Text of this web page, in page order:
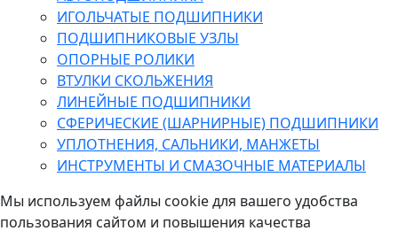
ИГОЛЬЧАТЫЕ ПОДШИПНИКИ
ПОДШИПНИКОВЫЕ УЗЛЫ
ОПОРНЫЕ РОЛИКИ
ВТУЛКИ СКОЛЬЖЕНИЯ
ЛИНЕЙНЫЕ ПОДШИПНИКИ
СФЕРИЧЕСКИЕ (ШАРНИРНЫЕ) ПОДШИПНИКИ
УПЛОТНЕНИЯ, САЛЬНИКИ, МАНЖЕТЫ
ИНСТРУМЕНТЫ И СМАЗОЧНЫЕ МАТЕРИАЛЫ
Мы используем файлы cookie для вашего удобства
пользования сайтом и повышения качества